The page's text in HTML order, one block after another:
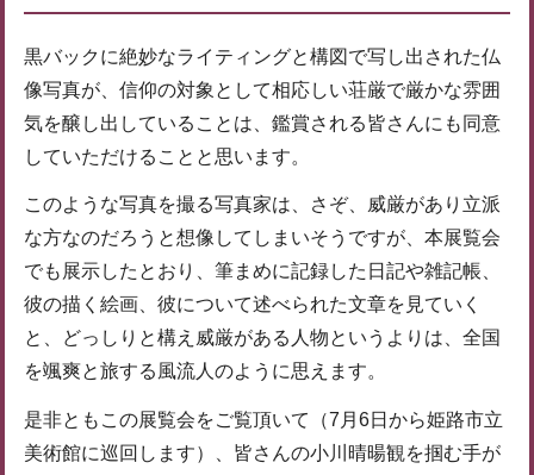
黒バックに絶妙なライティングと構図で写し出された仏
像写真が、信仰の対象として相応しい荘厳で厳かな雰囲
気を醸し出していることは、鑑賞される皆さんにも同意
していただけることと思います。
このような写真を撮る写真家は、さぞ、威厳があり立派
な方なのだろうと想像してしまいそうですが、本展覧会
でも展示したとおり、筆まめに記録した日記や雑記帳、
彼の描く絵画、彼について述べられた文章を見ていく
と、どっしりと構え威厳がある人物というよりは、全国
を颯爽と旅する風流人のように思えます。
是非ともこの展覧会をご覧頂いて（7月6日から姫路市立
美術館に巡回します）、皆さんの小川晴暘観を掴む手が